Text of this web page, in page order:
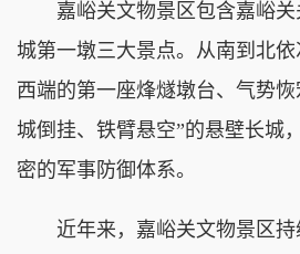
嘉峪关文物景区包含嘉峪关
城第一墩三大景点。从南到北
西端的第一座烽燧墩台、气势
城倒挂、铁臂悬空”的悬壁长城
密的军事防御体系。
近年来，嘉峪关文物景区持